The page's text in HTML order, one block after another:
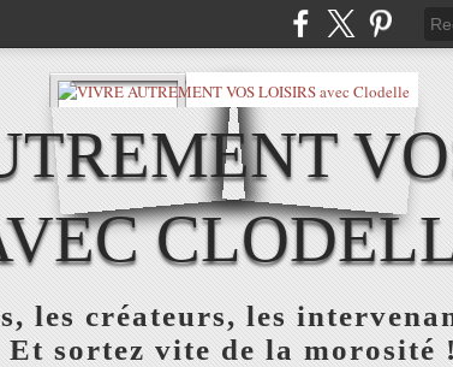
les créateurs, les
Et sortez vite de la morosité !